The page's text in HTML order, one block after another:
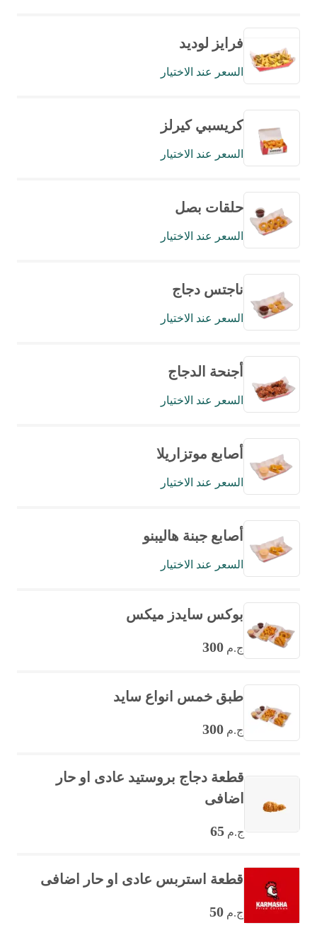
فرايز لوديد
السعر عند الاختيار
كريسبي كيرلز
السعر عند الاختيار
حلقات بصل
السعر عند الاختيار
ناجتس دجاج
السعر عند الاختيار
أجنحة الدجاج
السعر عند الاختيار
أصابع موتزاريلا
السعر عند الاختيار
أصابع جبنة هاليبنو
السعر عند الاختيار
بوكس سايدز ميكس
ج.م 300
طبق خمس انواع سايد
ج.م 300
قطعة دجاج بروستيد عادى او حار
اضافى
ج.م 65
قطعة استربس عادى او حار اضافى
ج.م 50